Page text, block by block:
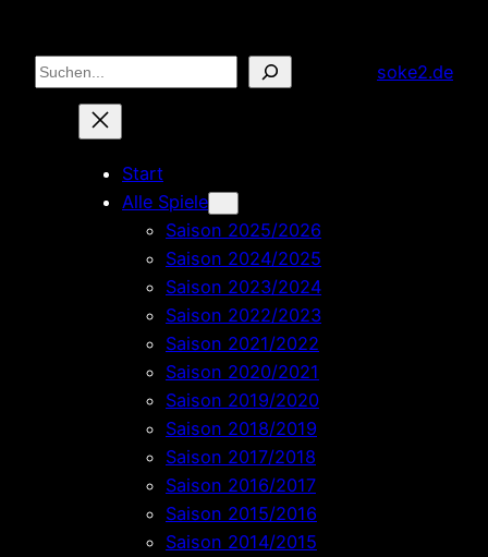
Inhalt
springen
Suchen soke2.de
Start
Alle Spiele
Saison 2025/2026
Saison 2024/2025
Saison 2023/2024
Saison 2022/2023
Saison 2021/2022
Saison 2020/2021
Saison 2019/2020
Saison 2018/2019
Saison 2017/2018
Saison 2016/2017
Saison 2015/2016
Saison 2014/2015